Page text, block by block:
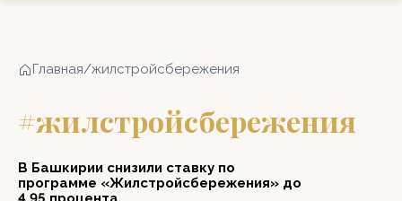
Главная/жилстройсбережения
#жилстройсбережения
В Башкирии снизили ставку по
программе «Жилстройсбережения» до